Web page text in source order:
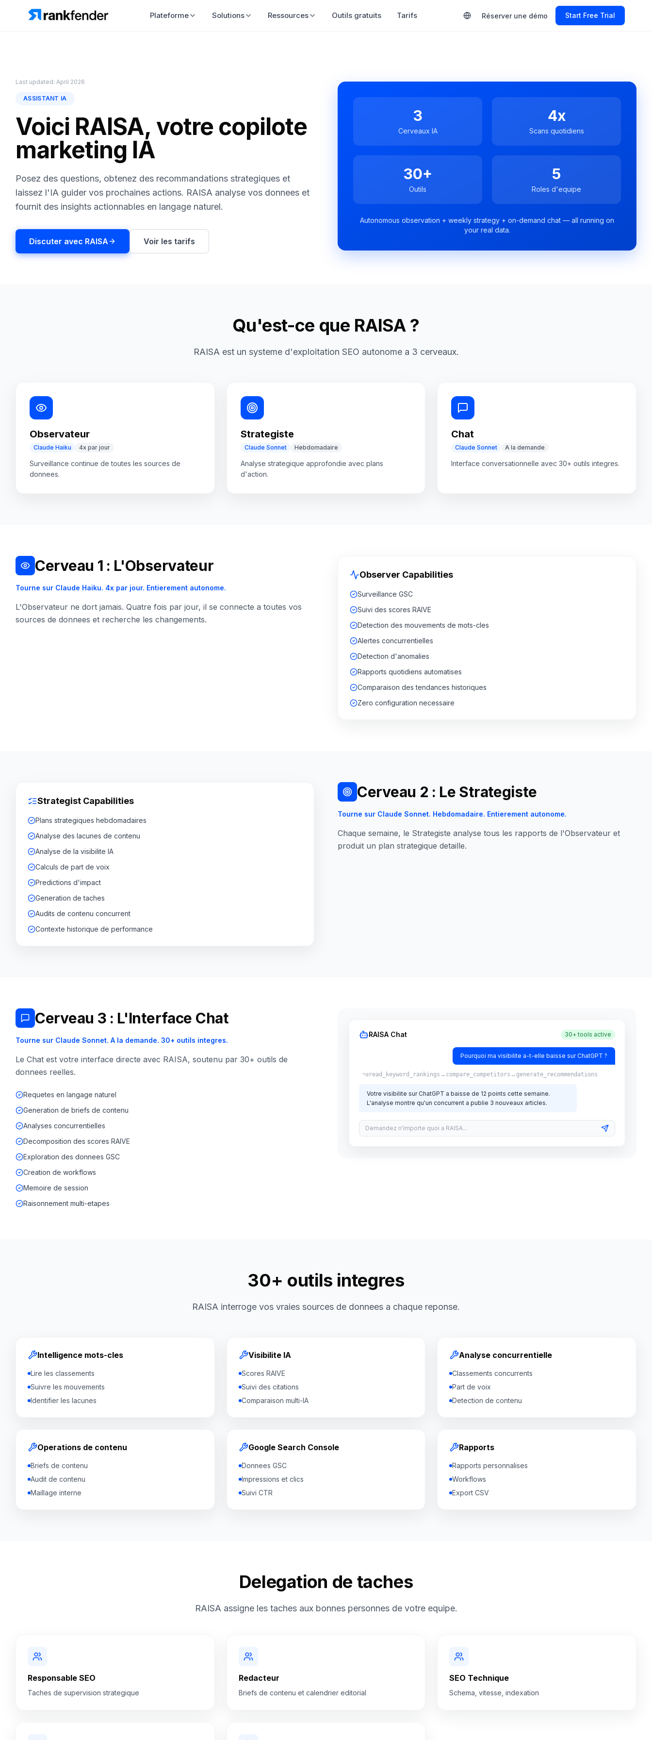
Plateforme Solutions Ressources Outils gratuits Tarifs Réserver une démo Start Free Trial
Last updated: April 2026
ASSISTANT IA
Voici RAISA, votre copilote
marketing IA
Posez des questions, obtenez des recommandations strategiques et
laissez l'IA guider vos prochaines actions. RAISA analyse vos donnees et
fournit des insights actionnables en langage naturel.
Discuter avec RAISA Voir les tarifs
3
Cerveaux IA
4x
Scans quotidiens
30+
Outils
5
Roles d'equipe
Autonomous observation + weekly strategy + on-demand chat — all running on
your real data.
Qu'est-ce que RAISA ?
RAISA est un systeme d'exploitation SEO autonome a 3 cerveaux.
Observateur
Claude Haiku 4x par jour
Surveillance continue de toutes les sources de
donnees.
Strategiste
Claude Sonnet Hebdomadaire
Analyse strategique approfondie avec plans
d'action.
Chat
Claude Sonnet A la demande
Interface conversationnelle avec 30+ outils integres.
Cerveau 1 : L'Observateur
Tourne sur Claude Haiku. 4x par jour. Entierement autonome.
L'Observateur ne dort jamais. Quatre fois par jour, il se connecte a toutes vos
sources de donnees et recherche les changements.
Observer Capabilities
Surveillance GSC
Suivi des scores RAIVE
Detection des mouvements de mots-cles
Alertes concurrentielles
Detection d'anomalies
Rapports quotidiens automatises
Comparaison des tendances historiques
Zero configuration necessaire
Strategist Capabilities
Plans strategiques hebdomadaires
Analyse des lacunes de contenu
Analyse de la visibilite IA
Calculs de part de voix
Predictions d'impact
Generation de taches
Audits de contenu concurrent
Contexte historique de performance
Cerveau 2 : Le Strategiste
Tourne sur Claude Sonnet. Hebdomadaire. Entierement autonome.
Chaque semaine, le Strategiste analyse tous les rapports de l'Observateur et
produit un plan strategique detaille.
Cerveau 3 : L'Interface Chat
Tourne sur Claude Sonnet. A la demande. 30+ outils integres.
Le Chat est votre interface directe avec RAISA, soutenu par 30+ outils de
donnees reelles.
Requetes en langage naturel
Generation de briefs de contenu
Analyses concurrentielles
Decomposition des scores RAIVE
Exploration des donnees GSC
Creation de workflows
Memoire de session
Raisonnement multi-etapes
RAISA Chat 30+ tools active
Pourquoi ma visibilite a-t-elle baisse sur ChatGPT ?
read_keyword_rankings → compare_competitors →generate_recommendations
Votre visibilite sur ChatGPT a baisse de 12 points cette semaine.
L'analyse montre qu'un concurrent a publie 3 nouveaux articles.
30+ outils integres
RAISA interroge vos vraies sources de donnees a chaque reponse.
Intelligence mots-cles
Lire les classements
Suivre les mouvements
Identifier les lacunes
Visibilite IA
Scores RAIVE
Suivi des citations
Comparaison multi-IA
Analyse concurrentielle
Classements concurrents
Part de voix
Detection de contenu
Operations de contenu
Briefs de contenu
Audit de contenu
Maillage interne
Google Search Console
Donnees GSC
Impressions et clics
Suivi CTR
Rapports
Rapports personnalises
Workflows
Export CSV
Delegation de taches
RAISA assigne les taches aux bonnes personnes de votre equipe.
Responsable SEO
Taches de supervision strategique
Redacteur
Briefs de contenu et calendrier editorial
SEO Technique
Schema, vitesse, indexation